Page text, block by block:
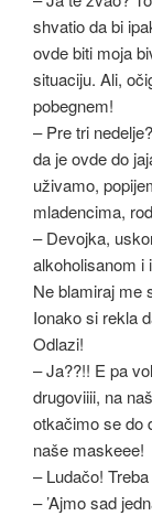
shvatio da bi
ovde biti moja
situaciju. Ali,
pobegnem!
– Pre tri
da je ovde do
uživamo,
mladencima,
– Devojka,
alkoholisanom i
Ne blamiraj me
Ionako si rekla
Odlazi!
– Ja??!! E pa
drugoviiii, na
otkačimo se do
naše maskeee!
– Ludačo!
– ’Ajmo sad